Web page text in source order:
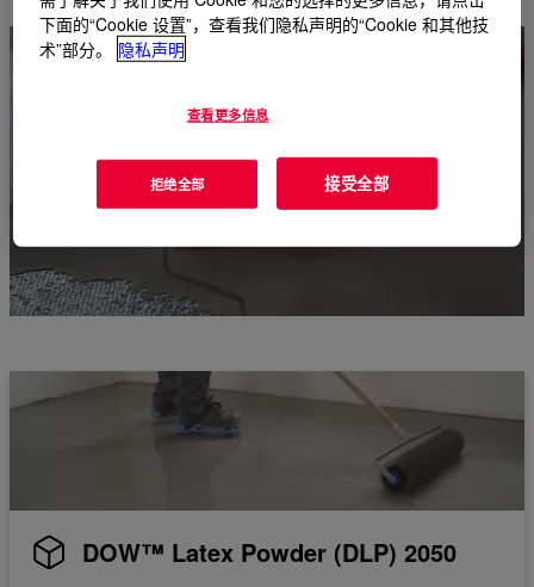
DOW™ Latex Powder (DLP) 2050
下面的“Cookie 设置”，查看我们隐私声明的“Cookie 和其他技
术”部分。
隐私声明
查看更多信息
拒绝全部 接受全部